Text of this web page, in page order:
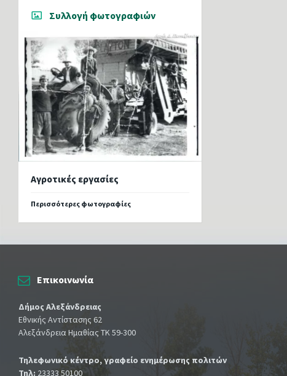
Συλλογή φωτογραφιών
Αγροτικές εργασίες
Περισσότερες φωτογραφίες
Επικοινωνία
Δήμος Αλεξάνδρειας
Εθνικής Αντίστασης 62
Αλεξάνδρεια Ημαθίας ΤΚ 59-300
Τηλεφωνικό κέντρο, γραφείο ενημέρωσης πολιτών
Τηλ: 23333 50100